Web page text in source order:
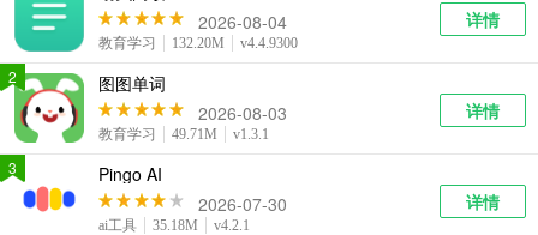
2026-08-04
教育学习 132.20M v4.4.9300
详情
图图单词
2026-08-03
教育学习 49.71M v1.3.1
详情
2
Pingo AI
2026-07-30
ai工具 35.18M v4.2.1
详情
3